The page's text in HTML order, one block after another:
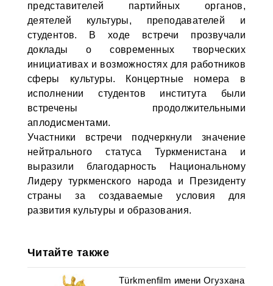
представителей партийных органов,
деятелей культуры, преподавателей и
студентов. В ходе встречи прозвучали
доклады о современных творческих
инициативах и возможностях для работников
сферы культуры. Концертные номера в
исполнении студентов института были
встречены продолжительными
аплодисментами.
Участники встречи подчеркнули значение
нейтрального статуса Туркменистана и
выразили благодарность Национальному
Лидеру туркменского народа и Президенту
страны за создаваемые условия для
развития культуры и образования.
Читайте также
Türkmenfilm имени Огузхана